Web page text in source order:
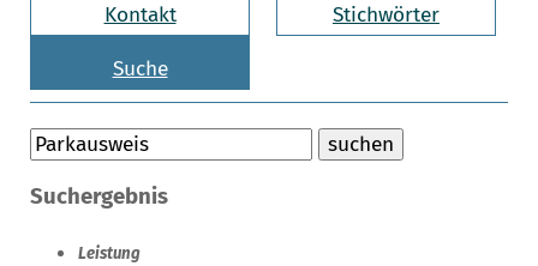
Kontakt Stichwörter
Suche
Suchergebnis
Leistung